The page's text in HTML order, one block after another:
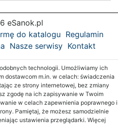
eSanok.pl
do katalogu Regulamin
Nasze serwisy Kontakt
technologii. Umożliwiamy ich
dostawcom m.in. w celach: świadczenia
ze strony internetowej, bez zmiany
zgodę na ich zapisywanie w Twoim
w celach zapewnienia poprawnego i
Pamiętaj, że możesz samodzielnie
ustawienia przeglądarki. Więcej